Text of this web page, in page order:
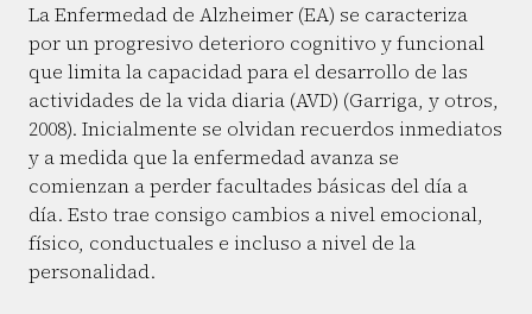
La Enfermedad de Alzheimer (EA) se caracteriza
por un progresivo deterioro cognitivo y funcional
que limita la capacidad para el desarrollo de las
actividades de la vida diaria (AVD) (Garriga, y otros,
2008). Inicialmente se olvidan recuerdos inmediatos
y a medida que la enfermedad avanza se
comienzan a perder facultades básicas del día a
día. Esto trae consigo cambios a nivel emocional,
físico, conductuales e incluso a nivel de la
personalidad.